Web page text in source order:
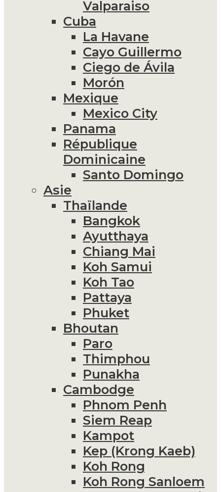
Valparaiso
Cuba
La Havane
Cayo Guillermo
Ciego de Ávila
Morón
Mexique
Mexico City
Panama
République
Dominicaine
Santo Domingo
Asie
Thaïlande
Bangkok
Ayutthaya
Chiang Mai
Koh Samui
Koh Tao
Pattaya
Phuket
Bhoutan
Paro
Thimphou
Punakha
Cambodge
Phnom Penh
Siem Reap
Kampot
Kep (Krong Kaeb)
Koh Rong
Koh Rong Sanloem